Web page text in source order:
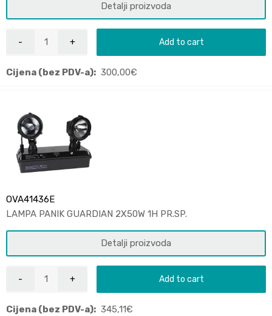
Detalji proizvoda
Add to cart
Cijena (bez PDV-a): 300,00€
OVA41436E
LAMPA PANIK GUARDIAN 2X50W 1H PR.SP.
Detalji proizvoda
Add to cart
Cijena (bez PDV-a): 345,11€